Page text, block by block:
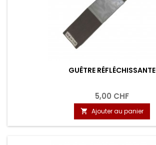
GUÊTRE RÉFLÉCHISSANTE
5,00 CHF
 Ajouter au panier